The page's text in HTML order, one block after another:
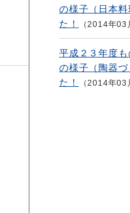
の様子（日本
た！
2014年03
平成２３年度
の様子（陶器
た！
2014年03